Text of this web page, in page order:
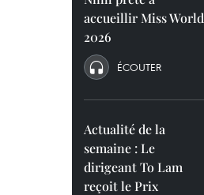
accueillir Miss World
2026
ÉCOUTER
Actualité de la
semaine : Le
dirigeant To Lam
reçoit le Prix